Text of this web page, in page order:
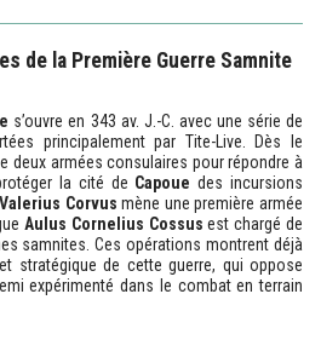
de la Première Guerre Samnite
s’ouvre en 343 av. J.-C. avec une série de
principalement par Tite-Live. Dès le
deux armées consulaires pour répondre à
la cité de Capoue des incursions
Corvus mène une première armée
Aulus Cornelius Cossus est chargé de
samnites. Ces opérations montrent déjà
stratégique de cette guerre, qui oppose
expérimenté dans le combat en terrain